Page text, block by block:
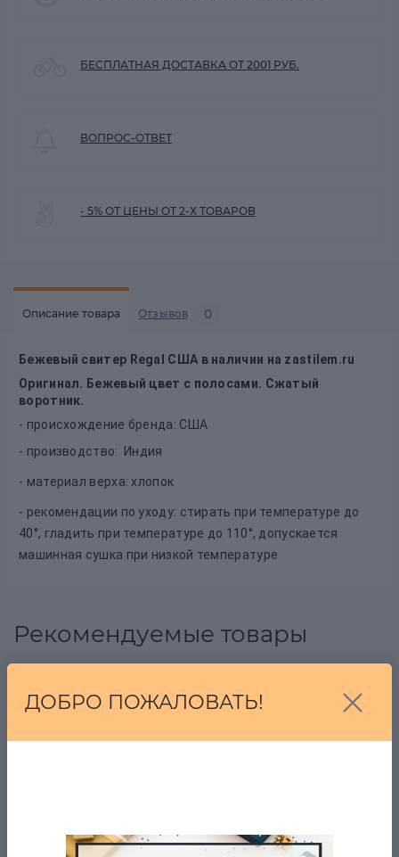
БЕСПЛАТНАЯ ДОСТАВКА ОТ 2001 РУБ.
ВОПРОС-ОТВЕТ
- 5% ОТ ЦЕНЫ ОТ 2-Х ТОВАРОВ
Описание товара Отзывов 0
Бежевый свитер Regal США в наличии на zastilem.ru
Оригинал. Бежевый цвет с полосами. Сжатый
воротник.
- происхождение бренда: США
- производство: Индия
- материал верха: хлопок
- рекомендации по уходу: стирать при температуре до
40°, гладить при температуре до 110°, допускается
машинная сушка при низкой температуре
Рекомендуемые товары
Свитер National США
ДОБРО ПОЖАЛОВАТЬ!